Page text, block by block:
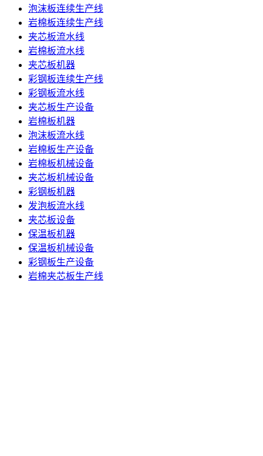
泡沫板连续生产线
岩棉板连续生产线
夹芯板流水线
岩棉板流水线
夹芯板机器
彩钢板连续生产线
彩钢板流水线
夹芯板生产设备
岩棉板机器
泡沫板流水线
岩棉板生产设备
岩棉板机械设备
夹芯板机械设备
彩钢板机器
发泡板流水线
夹芯板设备
保温板机器
保温板机械设备
彩钢板生产设备
岩棉夹芯板生产线